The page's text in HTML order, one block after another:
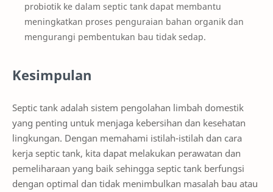
probiotik ke dalam septic tank dapat membantu
meningkatkan proses penguraian bahan organik dan
mengurangi pembentukan bau tidak sedap.
Kesimpulan
Septic tank adalah sistem pengolahan limbah domestik
yang penting untuk menjaga kebersihan dan kesehatan
lingkungan. Dengan memahami istilah-istilah dan cara
kerja septic tank, kita dapat melakukan perawatan dan
pemeliharaan yang baik sehingga septic tank berfungsi
dengan optimal dan tidak menimbulkan masalah bau atau